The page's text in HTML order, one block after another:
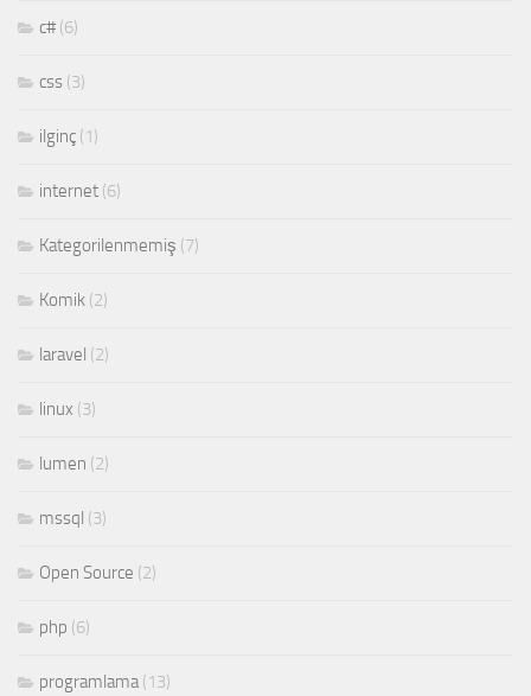
c# (6)
css (3)
ilginç (1)
internet (6)
Kategorilenmemiş (7)
Komik (2)
laravel (2)
linux (3)
lumen (2)
mssql (3)
Open Source (2)
php (6)
programlama(13)